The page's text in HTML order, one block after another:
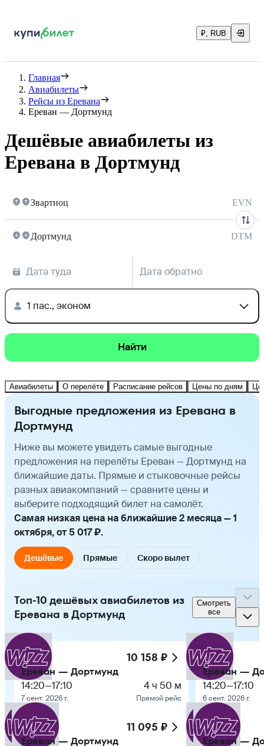
₽, RUB
Главная
Авиабилеты
Рейсы из Еревана
Ереван — Дортмунд
Дешёвые авиабилеты из
Еревана в Дортмунд
Звартноц EVN
Дортмунд DTM
Дата туда Дата обратно
1 пас., эконом
Найти
Авиабилеты О перелёте Расписание рейсов Цены по дням
Выгодные предложения из Еревана в
Дортмунд
Ниже вы можете увидеть самые выгодные
предложения на перелёты Ереван — Дортмунд на
ближайшие даты. Прямые и стыковочные рейсы
разных авиакомпаний — сравните цены и
выберите подходящий билет на самолёт.
Самая низкая цена на ближайшие 2 месяца — 1
октября, от 5 017 ₽.
Дешёвые Прямые Скоро вылет
Топ-10 дешёвых авиабилетов из
Еревана в Дортмунд
Смотреть
все
10 158 ₽
Ереван — Дортмунд
14:20—17:10
7 сент. 2026 г.
4 ч 50 м
Прямой рейс
11 095 ₽
Ереван — Дортмунд
Ереван —
14:20—17:10
6 сент. 2026 г.
Ереван —